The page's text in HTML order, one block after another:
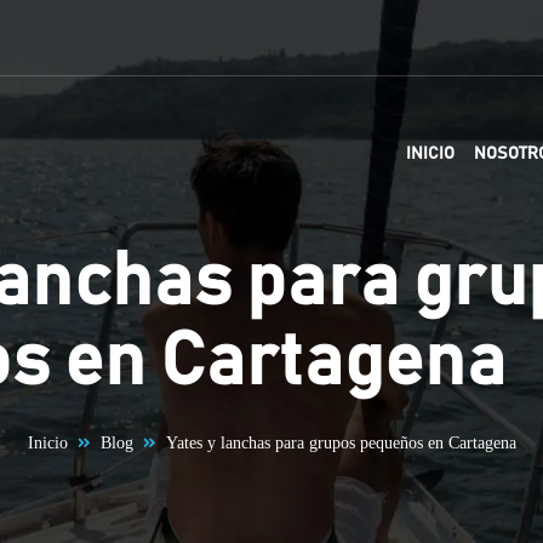
INICIO
para
en Cartagena
Inicio Blog Yates y lanchas para grupos pequeños en Cartagena